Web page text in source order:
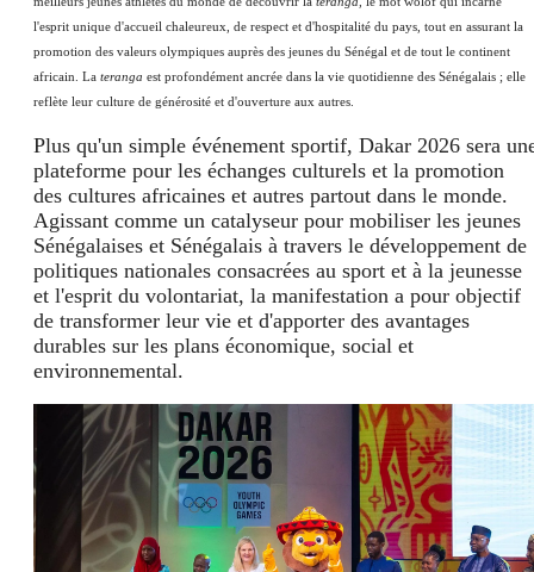
l'esprit unique d'accueil chaleureux, de respect et d'hospitalité du pays, tout en assurant la
promotion des valeurs olympiques auprès des jeunes du Sénégal et de tout le continent
africain. La teranga est profondément ancrée dans la vie quotidienne des Sénégalais ; elle
reflète leur culture de générosité et d'ouverture aux autres.
Plus qu'un simple événement sportif, Dakar 2026 sera
plateforme pour les échanges culturels et la promotion
des cultures africaines et autres partout dans le monde.
Agissant comme un catalyseur pour mobiliser les jeunes
Sénégalaises et Sénégalais à travers le développement de
politiques nationales consacrées au sport et à la jeunesse
et l'esprit du volontariat, la manifestation a pour objectif
de transformer leur vie et d'apporter des avantages
durables sur les plans économique, social et
environnemental.